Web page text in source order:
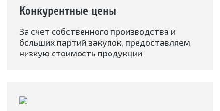
Конкурентные цены
За счет собственного производства и
больших партий закупок, предоставляем
низкую стоимость продукции